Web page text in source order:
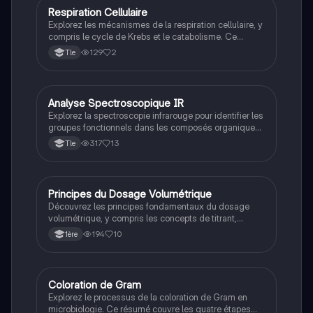
Type de contenu : résumé.
STL
Respiration Cellulaire
Explorez les mécanismes de la respiration cellulaire, y
compris le cycle de Krebs et le catabolisme. Ce
résumé aborde les réactions d'oxydation, la
production d'ATP, et la localisation des processus
Tle 129 2
STL
Analyse Spectroscopique IR
Explorez la spectroscopie infrarouge pour identifier les
groupes fonctionnels dans les composés organiques.
Ce document présente les caractéristiques des
liaisons chimiques, y compris les alcools, cétones,
résumé.
Tle 317 13
Bio éco
Principes du Dosage Volumétrique
Découvrez les principes fondamentaux du dosage
volumétrique, y compris les concepts de titrant,
titrations acido-basiques, point d'équivalence et
calculs chimiques. Ce document de révision est
inconnue. Idéal pour les étudiants en biotechnologie.
1ère 194 10
STL
Coloration de Gram
Explorez le processus de la coloration de Gram en
microbiologie. Ce résumé couvre les quatre étapes